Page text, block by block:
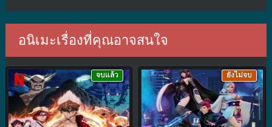
อนิเมะเรื่องที่คุณอาจสนใจ
จบแล้ว ยังไม่จบ